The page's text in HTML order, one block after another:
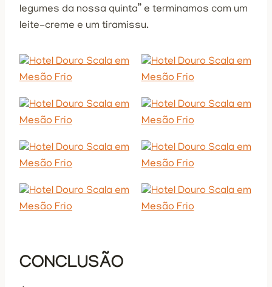
legumes da nossa quinta” e terminamos com um
leite-creme e um tiramissu.
CONCLUSÃO